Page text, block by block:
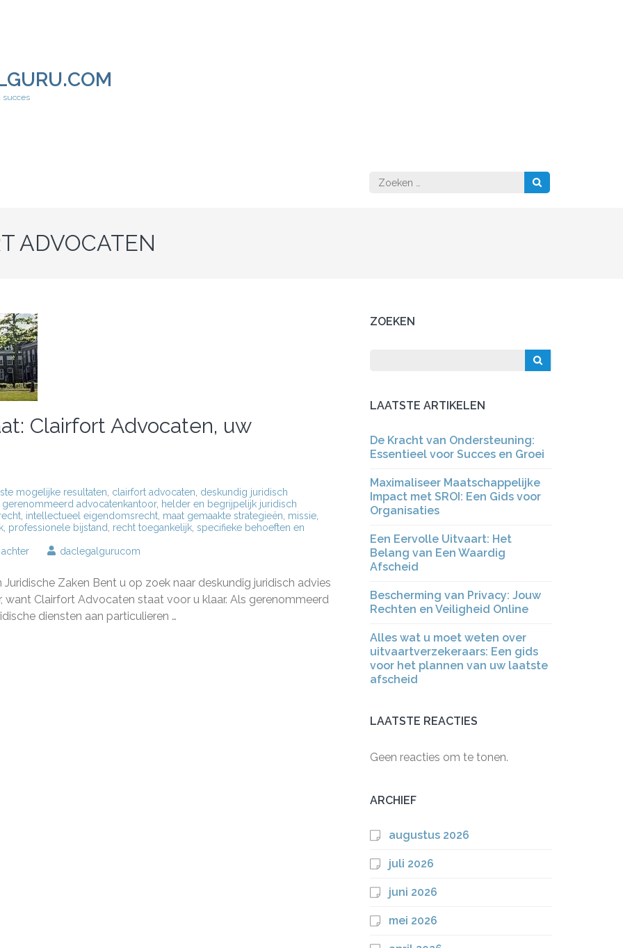
succes
Zoeken
naar:
ADVOCATEN
Clairfort Advocaten, uw
mogelijke resultaten clairfort advocaten deskundig juridisch
gerenommeerd advocatenkantoor, helder en begrijpelijk juridisch
intellectueel eigendomsrecht maat gemaakte strategieën missie
professionele bijstand recht toegankelijk specifieke behoeften en
achterop
op
Maat:
Clairfort
Advocaten,
daclegalgurucom
Zaken Bent u op zoek naar deskundig juridisch advies
want Clairfort Advocaten staat voor u klaar. Als gerenommeerd
diensten aan particulieren …
ZOEKEN
LAATSTE ARTIKELEN
De Kracht van Ondersteuning:
Essentieel voor Succes en Groei
Maximaliseer Maatschappelijke
Impact met SROI: Een Gids voor
Organisaties
Een Eervolle Uitvaart: Het
Belang van Een Waardig
Afscheid
Bescherming van Privacy: Jouw
Rechten en Veiligheid Online
Alles wat u moet weten over
uitvaartverzekeraars: Een gids
voor het plannen van uw laatste
afscheid
LAATSTE REACTIES
Geen reacties om te tonen.
ARCHIEF
augustus 2026
juli 2026
juni 2026
mei 2026